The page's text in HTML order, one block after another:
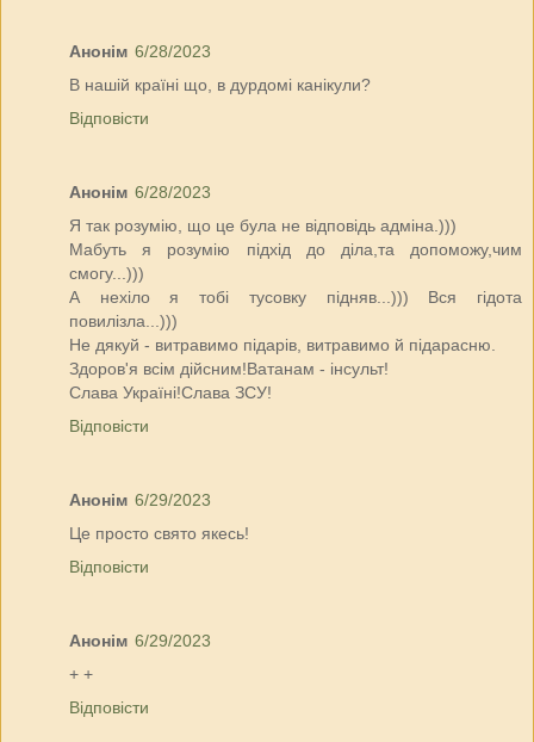
Анонім 6/28/2023
В нашій країні що, в дурдомі канікули?
Відповісти
Анонім 6/28/2023
Я так розумію, що це була не відповідь адміна.)))
Мабуть я розумію підхід до діла,та допоможу,чим
смогу...)))
А нехіло я тобі тусовку підняв...))) Вся гідота
повилізла...)))
Не дякуй - витравимо підарів, витравимо й підарасню.
Здоров'я всім дійсним!Ватанам - інсульт!
Слава Україні!Слава ЗСУ!
Відповісти
Анонім 6/29/2023
Це просто свято якесь!
Відповісти
Анонім 6/29/2023
+ +
Відповісти